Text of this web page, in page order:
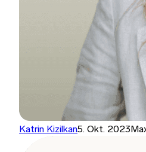
Katrin Kizilkan5. Okt. 2023